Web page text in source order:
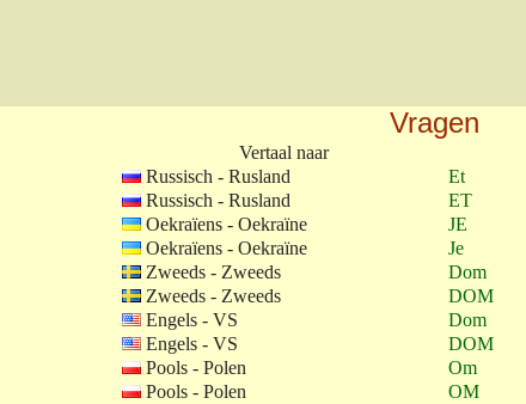
Vragen
Vertaal naar
Russisch - Rusland Et
Russisch - Rusland ET
Oekraïens - Oekraïne JE
Oekraïens - Oekraïne Je
Zweeds - Zweeds Dom
Zweeds - Zweeds DOM
Engels - VS Dom
Engels - VS DOM
Pools - Polen Om
Pools - Polen OM